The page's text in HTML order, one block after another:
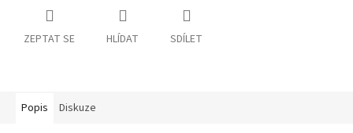
ZEPTAT SE HLÍDAT SDÍLET
Popis Diskuze